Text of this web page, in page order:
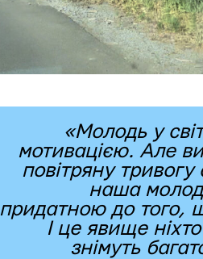
«Молодь у
мотивацією. Але
повітряну
наша
придатною до того,
І це явище
знімуть